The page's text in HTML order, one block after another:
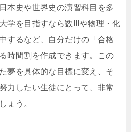
本史や世界史の演習科目を多
学を目指すなら数IIIや物理・化
するなど、自分だけの「合格
時間割を作成できます。この
夢を具体的な目標に変え、そ
力したい生徒にとって、非常
ょう。